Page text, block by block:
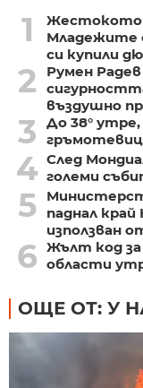
1
Жестокото
Младежите
си купили
2
Румен
въздушно
3
До 38°
4 След
големи
5
паднал
използван
6 Жълт код
области
ОЩЕ ОТ: У